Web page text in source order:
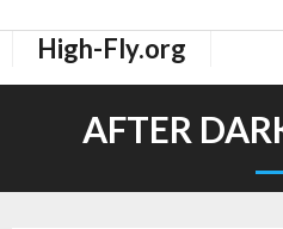
High-Fly.org
High-Fly Legal Highs Szeneblog
AFTER